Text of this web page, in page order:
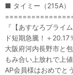
■ タイミー（215A）
『【あすなろプライ
ド短期急騰！＋20.17
大阪府河内長野市と
もみ合い上放れで上
AP会員様はおめでと